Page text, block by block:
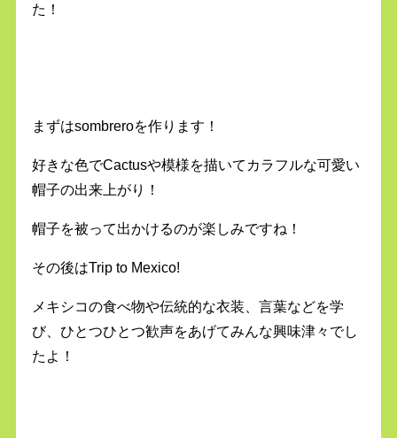
た！
まずはsombreroを作ります！
好きな色でCactusや模様を描いてカラフルな可愛い
帽子の出来上がり！
帽子を被って出かけるのが楽しみですね！
その後はTrip to Mexico!
メキシコの食べ物や伝統的な衣装、言葉などを学
び、ひとつひとつ歓声をあげてみんな興味津々でし
たよ！